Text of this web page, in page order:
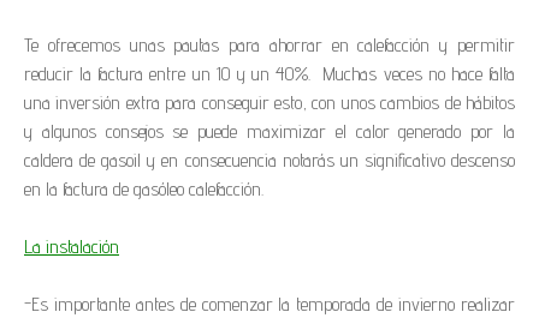
Te ofrecemos unas pautas para ahorrar en calefacción y permitir
reducir la factura entre un 10 y un 40%. Muchas veces no hace falta
una inversión extra para conseguir esto, con unos cambios de hábitos
y algunos consejos se puede maximizar el calor generado por la
caldera de gasoil y en consecuencia notarás un significativo descenso
en la factura de gasóleo calefacción.
La instalación
-Es importante antes de comenzar la temporada de invierno realizar